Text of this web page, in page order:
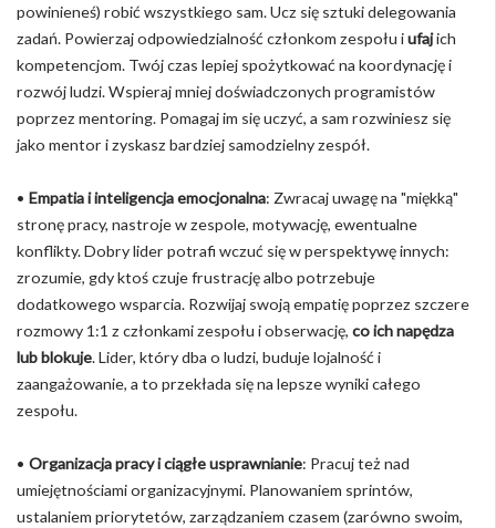
powinieneś) robić wszystkiego sam. Ucz się sztuki delegowania
zadań. Powierzaj odpowiedzialność członkom zespołu iufajich
kompetencjom. Twój czas lepiej spożytkować na koordynację i
rozwój ludzi. Wspieraj mniej doświadczonych programistów
poprzez mentoring. Pomagaj im się uczyć, a sam rozwiniesz się
jako mentor i zyskasz bardziej samodzielny zespół.
• Empatia i inteligencja emocjonalna: Zwracaj uwagę na "miękką"
stronę pracy, nastroje w zespole, motywację, ewentualne
konflikty. Dobry lider potrafi wczuć się w perspektywę innych:
zrozumie, gdy ktoś czuje frustrację albo potrzebuje
dodatkowego wsparcia. Rozwijaj swoją empatię poprzez szczere
rozmowy 1:1 z członkami zespołu i obserwację, co ich napędza
lub blokuje. Lider, który dba o ludzi, buduje lojalność i
zaangażowanie, a to przekłada się na lepsze wyniki całego
zespołu.
• Organizacja pracy i ciągłe usprawnianie: Pracuj też nad
umiejętnościami organizacyjnymi. Planowaniem sprintów,
ustalaniem priorytetów, zarządzaniem czasem (zarówno swoim,